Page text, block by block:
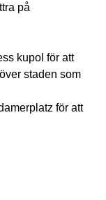
på
kupol för att
staden som
för att